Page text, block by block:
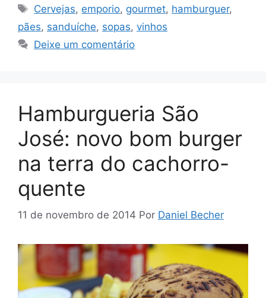
Tags
Cervejas, emporio, gourmet, hamburguer,
pães, sanduíche, sopas, vinhos
Deixe um comentário
Hamburgueria São
José: novo bom burger
na terra do cachorro-
quente
11 de novembro de 2014 Por Daniel Becher